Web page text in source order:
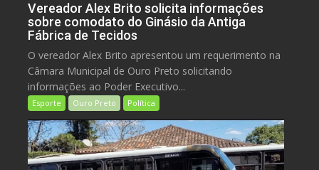
Vereador Alex Brito solicita informações
sobre comodato do Ginásio da Antiga
Fábrica de Tecidos
O vereador Alex Brito apresentou um requerimento na
Câmara Municipal de Ouro Preto solicitando
informações ao Poder Executivo...
Esporte Ouro Preto Política